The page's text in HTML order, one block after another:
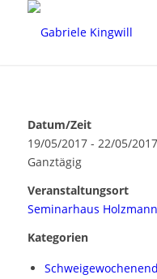
Datum/Zeit
19/05/2017 - 22/05/2017
Ganztägig
Veranstaltungsort
Seminarhaus
Kategorien